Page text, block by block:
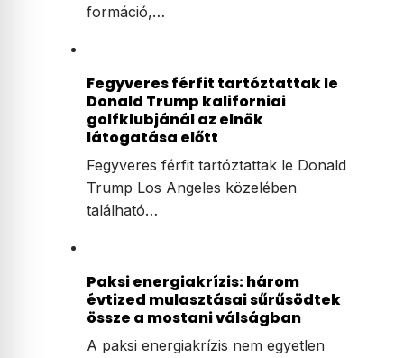
formáció,…
Fegyveres férfit tartóztattak le
Donald Trump kaliforniai
golfklubjánál az elnök
látogatása előtt
Fegyveres férfit tartóztattak le Donald
Trump Los Angeles közelében
található…
Paksi energiakrízis: három
évtized mulasztásai sűrűsödtek
össze a mostani válságban
A paksi energiakrízis nem egyetlen